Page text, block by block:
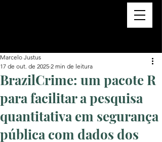
BrazilCrime: um pacote R
para facilitar a pesquisa
quantitativa em segurança
pública com dados dos
Marcelo Justus
17 de out. de 2025 2 min de leitura